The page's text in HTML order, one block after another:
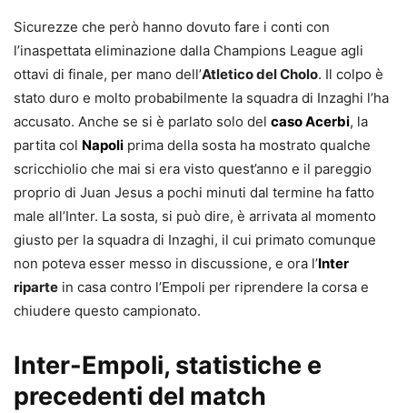
Sicurezze che però hanno dovuto fare i conti con
l’inaspettata eliminazione dalla Champions League agli
ottavi di finale, per mano dell’Atletico del Cholo. Il colpo è
stato duro e molto probabilmente la squadra di Inzaghi l’ha
accusato. Anche se si è parlato solo del caso Acerbi, la
partita col Napoli prima della sosta ha mostrato qualche
scricchiolio che mai si era visto quest’anno e il pareggio
proprio di Juan Jesus a pochi minuti dal termine ha fatto
male all’Inter. La sosta, si può dire, è arrivata al momento
giusto per la squadra di Inzaghi, il cui primato comunque
non poteva esser messo in discussione, e ora l’Inter
riparte in casa contro l’Empoli per riprendere la corsa e
chiudere questo campionato.
Inter-Empoli, statistiche e
precedenti del match